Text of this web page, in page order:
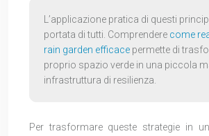
L’applicazione pratica di questi
portata di tutti. Comprendere come
rain garden efficace permette di
proprio spazio verde in una piccola
infrastruttura di resilienza.
Per trasformare queste strategie in